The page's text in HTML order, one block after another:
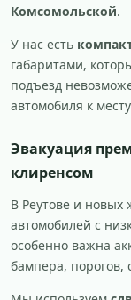
Комсомольской.
У нас есть
габаритами,
подъезд
автомобиля к
Эвакуация
клиренсом
В Реутове и новых
автомобилей с
особенно важна
бампера, порогов,